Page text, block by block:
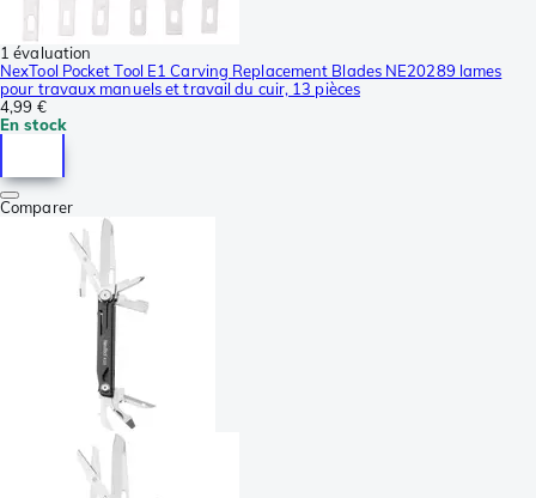
1 évaluation
NexTool Pocket Tool E1 Carving Replacement Blades NE20289 lames
pour travaux manuels et travail du cuir, 13 pièces
4,99 €
En stock
Comparer